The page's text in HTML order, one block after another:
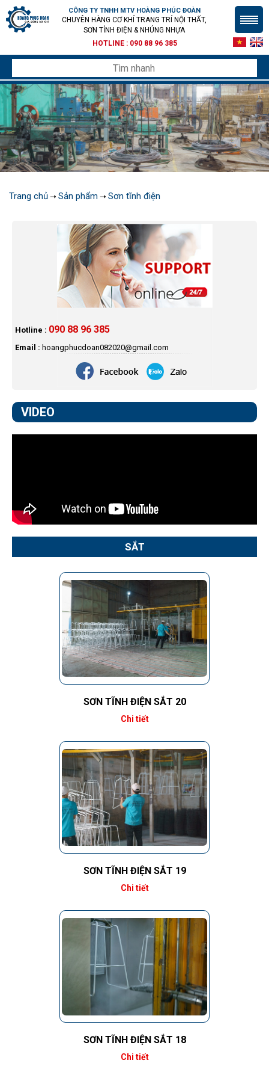
CÔNG TY TNHH MTV HOÀNG PHÚC ĐOÀN
CHUYÊN HÀNG CƠ KHÍ TRANG TRÍ NỘI THẤT,
SƠN TỈNH ĐIỆN & NHÚNG NHỰA
HOTLINE : 090 88 96 385
Trang chủ ➝ Sản phẩm ➝ Sơn tĩnh điện
Hotline : 090 88 96 385
Email : hoangphucdoan082020@gmail.com
VIDEO
SẮT
SƠN TĨNH ĐIỆN SẮT 20
Chi tiết
SƠN TĨNH ĐIỆN SẮT 19
Chi tiết
SƠN TĨNH ĐIỆN SẮT 18
Chi tiết